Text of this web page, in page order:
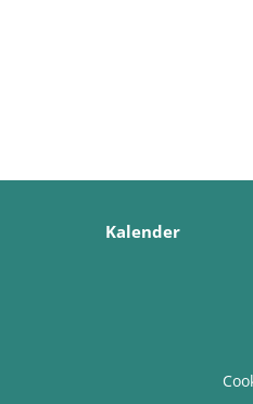
Kalender